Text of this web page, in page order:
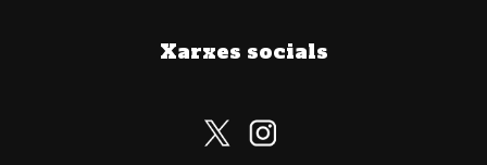
Xarxes socials